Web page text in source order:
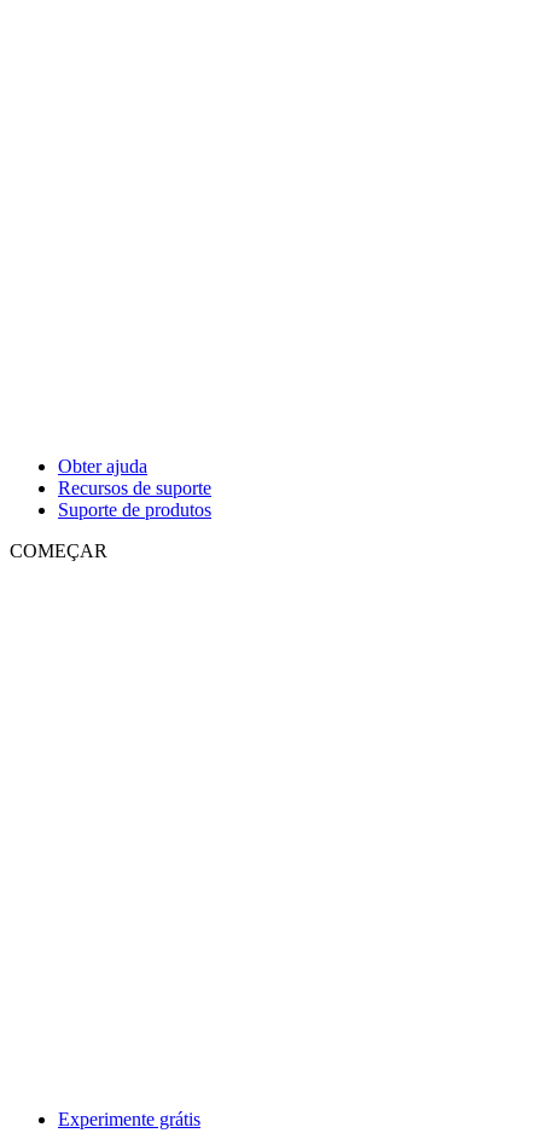
Obter ajuda
Recursos de suporte
Suporte de produtos
COMEÇAR
Experimente grátis